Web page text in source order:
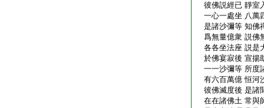
彼佛説經已 靜室
一心一處坐 八萬
是諸沙彌等 知佛
爲無量億衆 説佛
各各坐法座 説是
於佛宴寂後 宣揚
一一沙彌等 所度
有六百萬億 恒河
彼佛滅度後 是諸
在在諸佛土 常與